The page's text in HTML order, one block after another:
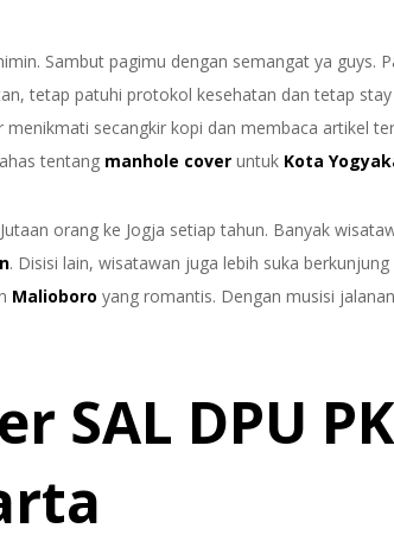
Sambut pagimu dengan semangat ya guys.
tetap patuhi protokol kesehatan dan tetap
secangkir kopi dan membaca artikel
tentang manhole cover untuk Kota
orang ke Jogja setiap tahun. Banyak
. Disisi lain, wisatawan juga lebih suka
Malioboro yang romantis. Dengan musisi
SAL DPU